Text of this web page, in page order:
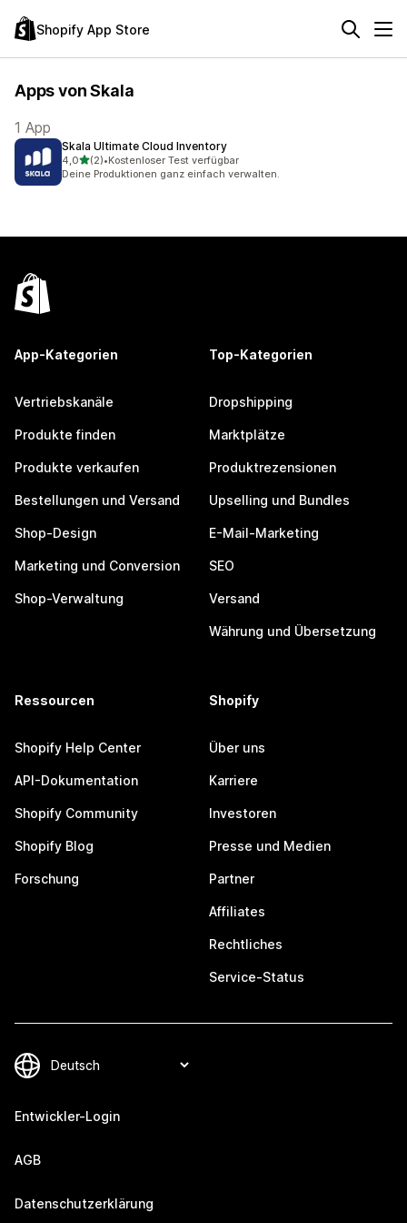
Shopify App Store
Apps von Skala
1 App
Skala Ultimate Cloud Inventory
4,0von 5 Sternen
(2)
2 Rezensionen insgesamt
•Kostenloser Test verfügbar
Deine Produktionen ganz einfach verwalten.
App-Kategorien
Vertriebskanäle
Produkte finden
Produkte verkaufen
Bestellungen und Versand
Shop-Design
Marketing und Conversion
Shop-Verwaltung
Top-Kategorien
Dropshipping
Marktplätze
Produktrezensionen
Upselling und Bundles
E-Mail-Marketing
SEO
Versand
Währung und Übersetzung
Ressourcen
Shopify Help Center
API-Dokumentation
Shopify Community
Shopify Blog
Forschung
Shopify
Über uns
Karriere
Investoren
Presse und Medien
Partner
Affiliates
Rechtliches
Service-Status
Entwickler-Login
AGB
Datenschutzerklärung